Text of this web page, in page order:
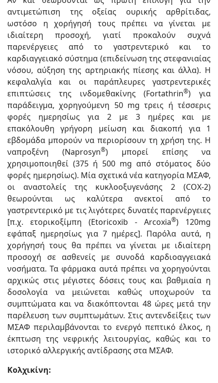
αντιμετώπιση της οξείας ουρικής αρθρίτιδας,
ωστόσο η χορήγησή τους πρέπει να γίνεται με
ιδιαίτερη προσοχή, γιατί προκαλούν συχνά
παρενέργειες από το γαστρεντερικό και το
καρδιαγγειακό σύστημα (επιδείνωση της στεφανιαίας
νόσου, αύξηση της αρτηριακής πίεσης και άλλα). Η
κεφαλαλγία και οι παράπλευρες γαστρεντερικές
επιπτώσεις της ινδομεθακίνης (Fortathrin®) για
παράδειγμα, χορηγούμενη 50 mg τρεις ή τέσσερις
φορές ημερησίως για 2 με 3 ημέρες και με
επακόλουθη γρήγορη μείωση και διακοπή για 1
εβδομάδα μπορούν να περιορίσουν τη χρήση της. Η
ναπροξένη (Naprosyn®) μπορεί επίσης να
χρησιμοποιηθεί (375 ή 500 mg από στόματος δύο
φορές ημερησίως). Μία σχετικά νέα κατηγορία ΜΣΑΦ,
οι αναστολείς της κυκλοοξυγενάσης 2 (COX-2)
θεωρούνται ως καλύτερα ανεκτοί από το
γαστρεντερικό με τις λιγότερες δυνατές παρενέργειες
[π.χ. ετορικοξίμπη (Etoricoxib - Arcoxia®) 120mg
εφάπαξ ημερησίως για 7 ημέρες]. Παρόλα αυτά, η
χορήγησή τους θα πρέπει να γίνεται με ιδιαίτερη
προσοχή σε ασθενείς με συνοδά καρδιοαγγειακά
νοσήματα. Τα φάρμακα αυτά πρέπει να χορηγούνται
αρχικώς στις μέγιστες δόσεις τους και βαθμιαία η
δοσολογία να μειώνεται καθώς υποχωρούν τα
συμπτώματα και να διακόπτονται 48 ώρες μετά την
παρέλευση των συμπτωμάτων. Στις αντενδείξεις των
ΜΣΑΦ περιλαμβάνονται το ενεργό πεπτικό έλκος, η
έκπτωση της νεφρικής λειτουργίας, καθώς και το
ιστορικό αλλεργικής αντίδρασης στα ΜΣΑΦ.
Κολχικίνη: